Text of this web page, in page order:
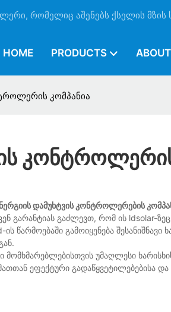
რომელიც აშენებს ქსელის მზის
HOME PRODUCTS
კომპანია
დამუხტვის კონტროლერების
გარანტიას გაძლევთ, რომ ის ldsolar-
წარმოებაში გამოიყენება
მომხმარებლებისთვის უმაღლესი
ეფექტური გადაწყვეტილებებისა და